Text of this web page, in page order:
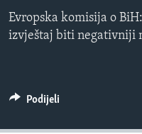
MAGAZIN
O GLASU AMERIKE
0:00 0:00:00
Evropska komisija o
izvještaj biti negativniji
Podijeli